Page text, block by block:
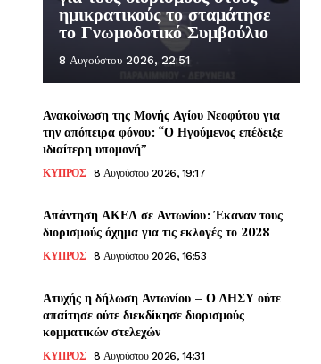
ημικρατικούς το σταμάτησε
το Γνωμοδοτικό Συμβούλιο
8 Αυγούστου 2026, 22:51
Ανακοίνωση της Μονής Αγίου Νεοφύτου για
την απόπειρα φόνου: “Ο Ηγούμενος επέδειξε
ιδιαίτερη υπομονή”
ΚΥΠΡΟΣ 8 Αυγούστου 2026, 19:17
Απάντηση ΑΚΕΛ σε Αντωνίου: Έκαναν τους
διορισμούς όχημα για τις εκλογές το 2028
ΚΥΠΡΟΣ 8 Αυγούστου 2026, 16:53
Ατυχής η δήλωση Αντωνίου – Ο ΔΗΣΥ ούτε
απαίτησε ούτε διεκδίκησε διορισμούς
κομματικών στελεχών
ΚΥΠΡΟΣ 8 Αυγούστου 2026, 14:31